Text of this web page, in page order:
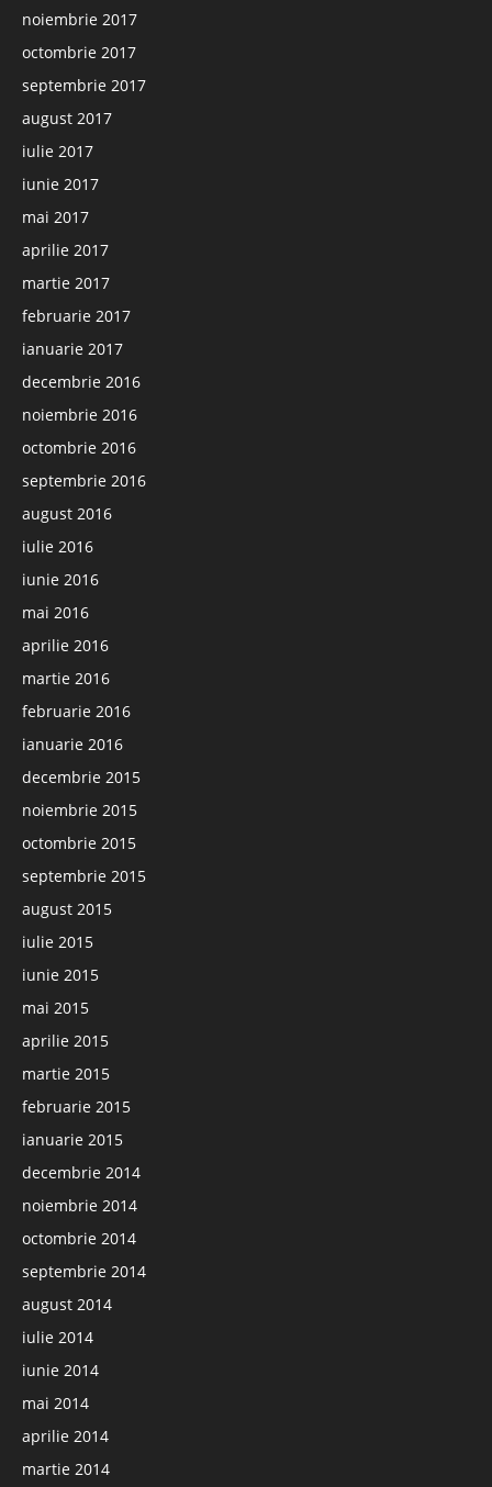
noiembrie 2017
octombrie 2017
septembrie 2017
august 2017
iulie 2017
iunie 2017
mai 2017
aprilie 2017
martie 2017
februarie 2017
ianuarie 2017
decembrie 2016
noiembrie 2016
octombrie 2016
septembrie 2016
august 2016
iulie 2016
iunie 2016
mai 2016
aprilie 2016
martie 2016
februarie 2016
ianuarie 2016
decembrie 2015
noiembrie 2015
octombrie 2015
septembrie 2015
august 2015
iulie 2015
iunie 2015
mai 2015
aprilie 2015
martie 2015
februarie 2015
ianuarie 2015
decembrie 2014
noiembrie 2014
octombrie 2014
septembrie 2014
august 2014
iulie 2014
iunie 2014
mai 2014
aprilie 2014
martie 2014